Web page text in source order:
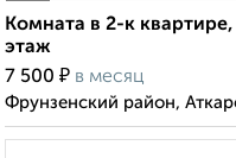
Комната в 2-к
этаж
7 500 ₽ в месяц
Фрунзенский район,